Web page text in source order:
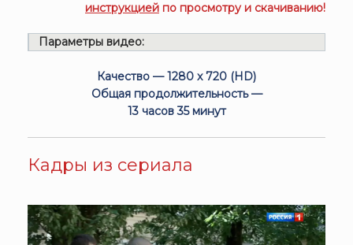
инструкцией по просмотру и скачиванию!
Параметры видео:
Качество — 1280 x 720 (HD)
Общая продолжительность —
13 часов 35 минут
Кадры из сериала